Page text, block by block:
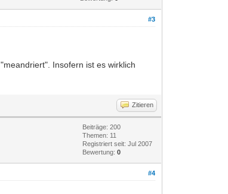
#3
Insofern ist es wirklich
Zitieren
Beiträge: 200
Themen: 11
Registriert seit: Jul 2007
Bewertung:0
#4